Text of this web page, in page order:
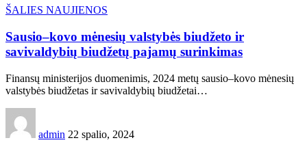
ŠALIES NAUJIENOS
Sausio–kovo mėnesių valstybės biudžeto ir
savivaldybių biudžetų pajamų surinkimas
Finansų ministerijos duomenimis, 2024 metų sausio–kovo mėnesių
valstybės biudžetas ir savivaldybių biudžetai…
admin 22 spalio, 2024